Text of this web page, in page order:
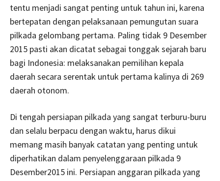
tentu menjadi sangat penting untuk tahun ini, karena
bertepatan dengan pelaksanaan pemungutan suara
pilkada gelombang pertama. Paling tidak 9 Desember
2015 pasti akan dicatat sebagai tonggak sejarah baru
bagi Indonesia: melaksanakan pemilihan kepala
daerah secara serentak untuk pertama kalinya di 269
daerah otonom.
Di tengah persiapan pilkada yang sangat terburu-buru
dan selalu berpacu dengan waktu, harus dikui
memang masih banyak catatan yang penting untuk
diperhatikan dalam penyelenggaraan pilkada 9
Desember2015 ini. Persiapan anggaran pilkada yang